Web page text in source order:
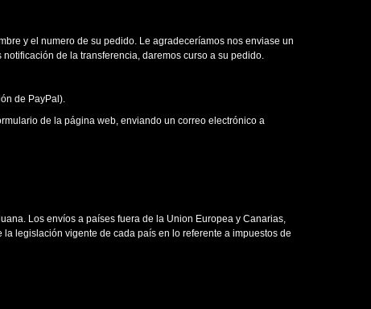
y el numero de su pedido. Le agradeceríamos nos enviase un
de la transferencia, daremos curso a su pedido.
de PayPal).
de la página web, enviando un correo electrónico a
Los envíos a países fuera de la Union Europea y Canarias,
legislación vigente de cada país en lo referente a impuestos de